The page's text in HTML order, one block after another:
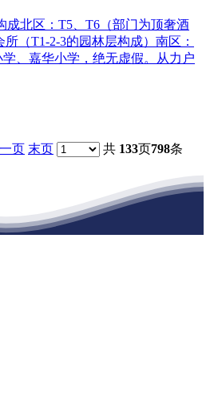
北区：T5、T6（部门为顶奢酒
（T1-2-3的园林层构成）南区：
学、嘉华小学，绝无虚假。从力户
页 末页 共 133页798条